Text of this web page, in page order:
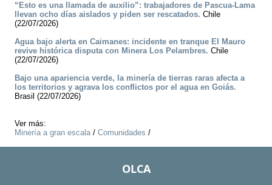
“Esto es una llamada de auxilio”: trabajadores de Pascua-Lama
llevan ocho días aislados y piden ser rescatados. Chile
(22/07/2026)
Agua bajo alerta en Caimanes: incidente en tranque El Mauro
revive histórica disputa con Minera Los Pelambres. Chile
(22/07/2026)
Bajo una apariencia verde, la minería de tierras raras afecta a
los territorios y agrava los conflictos por el agua en Goiás.
Brasil (22/07/2026)
Ver más:
Minería a gran escala/ Comunidades /
OLCA